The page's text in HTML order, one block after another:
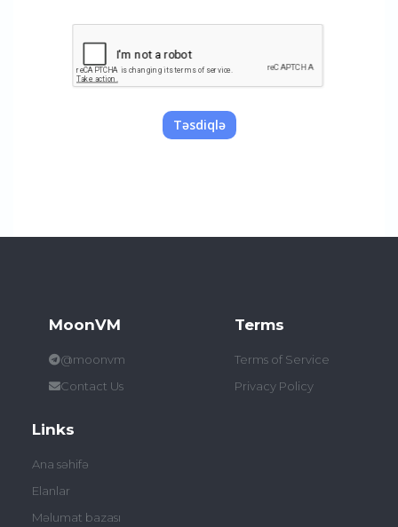
Təsdiqlə
MoonVM
@moonvm
Contact Us
Terms
Terms of Service
Privacy Policy
Links
Ana səhifə
Elanlar
Məlumat bazası